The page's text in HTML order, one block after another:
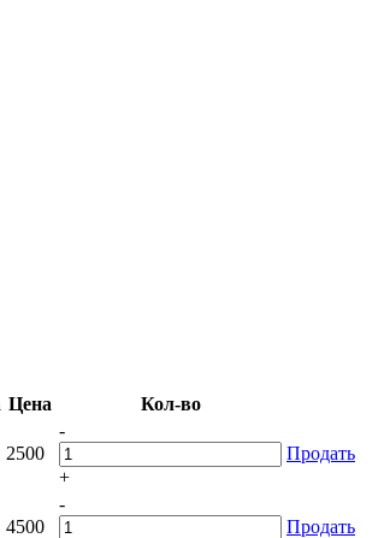
Цена Кол-во
2500
-
+
Продать
4500
-
Продать